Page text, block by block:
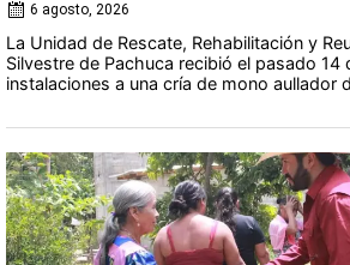
6 agosto, 2026
La Unidad de Rescate, Rehabilitación y
Silvestre de Pachuca recibió el pasado 14
instalaciones a una cría de mono aullador